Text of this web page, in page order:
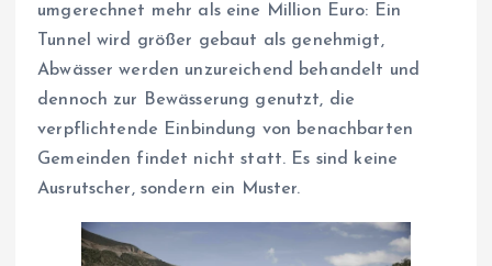
umgerechnet mehr als eine Million Euro: Ein
Tunnel wird größer gebaut als genehmigt,
Abwässer werden unzureichend behandelt und
dennoch zur Bewässerung genutzt, die
verpflichtende Einbindung von benachbarten
Gemeinden findet nicht statt. Es sind keine
Ausrutscher, sondern ein Muster.